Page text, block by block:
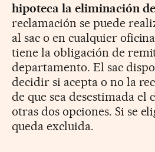
hipoteca la eliminación
reclamación se puede
al sac o en cualquier
tiene la obligación de
departamento. El sac
decidir si acepta o no la
de que sea desestimada el
otras dos opciones. Si se
queda excluida.